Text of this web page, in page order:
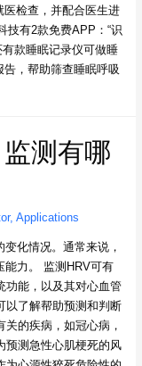
检查，并配合医生进
技有2款免费APP：“识
有款睡眠记录仪可做睡
，帮助筛查睡眠呼吸
测有哪
, Applications
化情况。通常来说，
能力。 监测HRV可有
功能，以及其对心血管
以了解帮助预测和判断
的疾病，如冠心病，
预测急性心肌梗死的风